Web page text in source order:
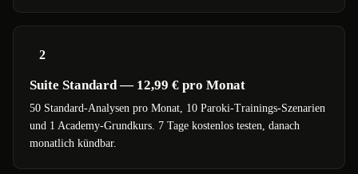
2
Suite Standard — 12,99 € pro Monat
50 Standard-Analysen pro Monat, 10 Paroki-Trainings-Szenarien
und 1 Academy-Grundkurs. 7 Tage kostenlos testen, danach
monatlich kündbar.